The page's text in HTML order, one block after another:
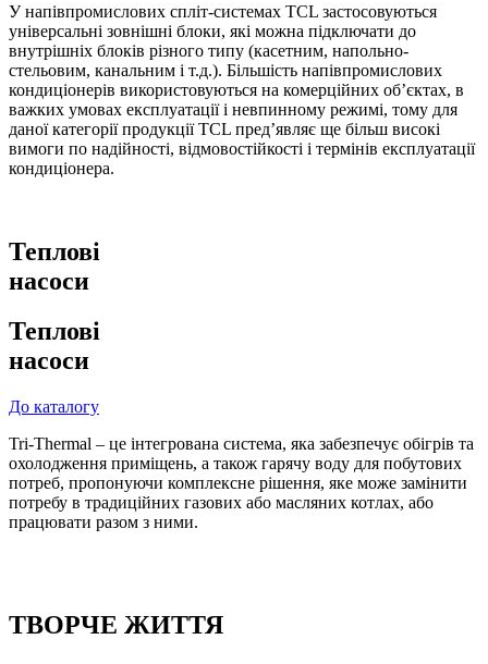
У напівпромислових спліт-системах TCL застосовуються
універсальні зовнішні блоки, які можна підключати до
внутрішніх блоків різного типу (касетним, напольно-
стельовим, канальним і т.д.). Більшість напівпромислових
кондиціонерів використовуються на комерційних об’єктах, в
важких умовах експлуатації і невпинному режимі, тому для
даної категорії продукції TCL пред’являє ще більш високі
вимоги по надійності, відмовостійкості і термінів експлуатації
кондиціонера.
Теплові
насоси
Теплові
насоси
До каталогу
Tri-Thermal – це інтегрована система, яка забезпечує обігрів та
охолодження приміщень, а також гарячу воду для побутових
потреб, пропонуючи комплексне рішення, яке може замінити
потребу в традиційних газових або масляних котлах, або
працювати разом з ними.
ТВОРЧЕ ЖИТТЯ